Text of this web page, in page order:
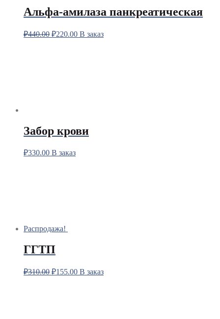
Альфа-амилаза панкреатическая
₽440.00 ₽220.00 В заказ
Забор крови
₽330.00 В заказ
Распродажа!
ГГТП
₽310.00 ₽155.00 В заказ